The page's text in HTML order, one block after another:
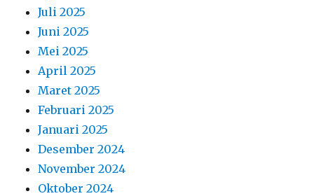
Juli 2025
Juni 2025
Mei 2025
April 2025
Maret 2025
Februari 2025
Januari 2025
Desember 2024
November 2024
Oktober 2024